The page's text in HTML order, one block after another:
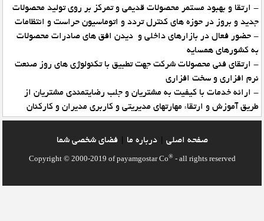
- ارتقا و بهبود مستمر محصولات قدیمی و تمرکز بر روی تولید محصولات
جدید و بروز در حوزه های کنترل تردد و اتوماسیون حراست و انتظامات
- حضور فعال در بازارهای داخلی و دیدن افق های صادرات محصولات
به کشورهای همسایه
- ارتقای فنی محصولات شرکت جهت تطبیق با تکنولوژی های روز صنعت
نرم افزاری و سخت افزاری
- ارائه خدمات با کیفیت به مشتریان و جلب رضایتمندی مشتریان از
طریق آموزش و ارتقاء مهارتهای مدیریتی و کاربری مدیران و کارکنان
صفحه اصلي |درباره ما |فضاي شخصي شما
Copyright © 2000-2019 of payamgostar Co®- all rights reserved